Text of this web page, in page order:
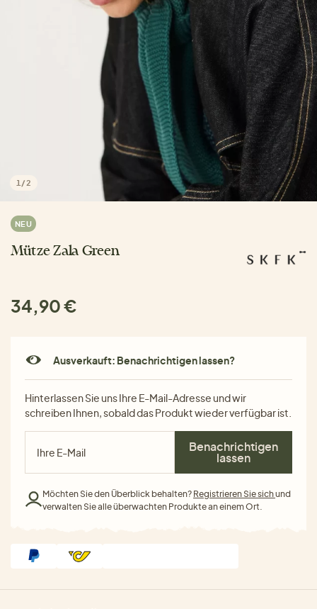
1 /2
NEU
Mütze Zala Green
34,90 €
Ausverkauft: Benachrichtigen lassen?
Hinterlassen Sie uns Ihre E-Mail-Adresse und wir
schreiben Ihnen, sobald das Produkt wieder verfügbar ist.
Benachrichtigen
lassen
Möchten Sie den Überblick behalten? Registrieren Sie sichund
verwalten Sie alle überwachten Produkte an einem Ort.